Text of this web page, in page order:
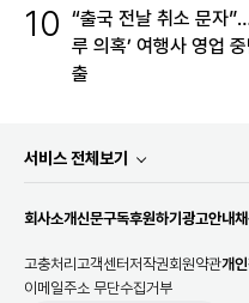
10 “출국 전날 취소 문자
루 의혹’ 여행사 영업
출
서비스 전체보기
회사소개신문구독후원하기 광고안내
고충처리 고객센터저작권회원약관개
이메일주소 무단수집거부